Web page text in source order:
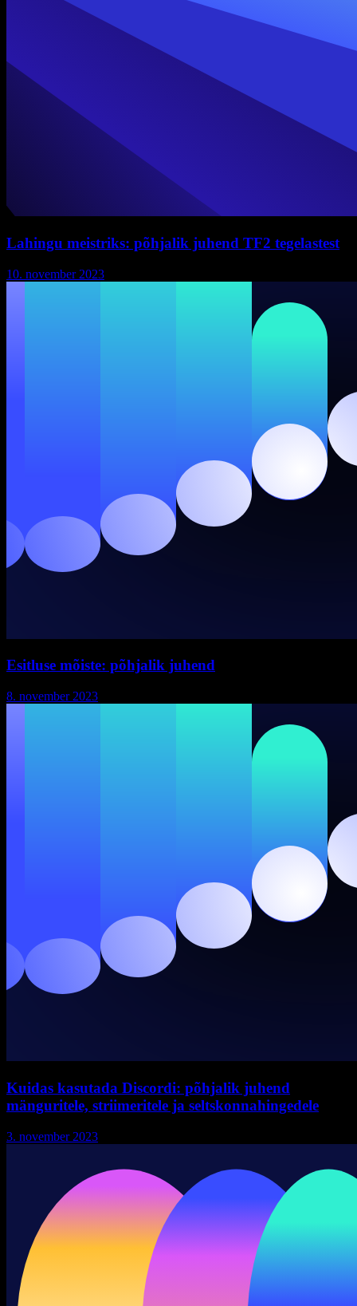
Lahingu meistriks: põhjalik juhend TF2 tegelastest
10. november 2023
Esitluse mõiste: põhjalik juhend
8. november 2023
Kuidas kasutada Discordi: põhjalik juhend
mänguritele, striimeritele ja seltskonnahingedele
3. november 2023